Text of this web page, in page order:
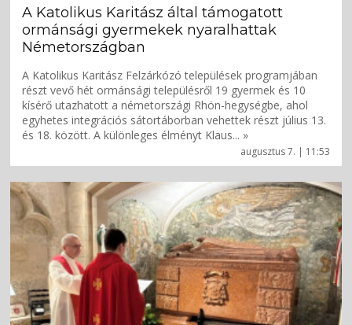
augusztus 7. | 11:53
A Katolikus Karitász által támogatott
ormánsági gyermekek nyaralhattak
Németországban
A Katolikus Karitász Felzárkózó települések programjában
részt vevő hét ormánsági településről 19 gyermek és 10
kísérő utazhatott a németországi Rhön-hegységbe, ahol
egyhetes integrációs sátortáborban vehettek részt július 13.
és 18. között. A különleges élményt Klaus... »